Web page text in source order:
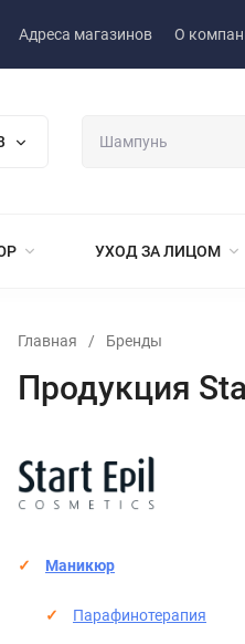
Адреса магазинов О
УХОД ЗА ЛИЦОМ
Главная / Бренды
Продукция
Маникюр
Парафинотерапия